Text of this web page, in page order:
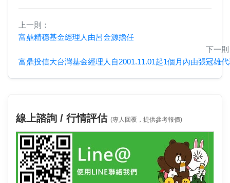
上一則：
富鼎精穩基金經理人由呂金源擔任
下一
富鼎投信大台灣基金經理人自2001.11.01起1個月內由張冠雄
線上諮詢 / 行情評估 (專人回覆，提供參考報價)